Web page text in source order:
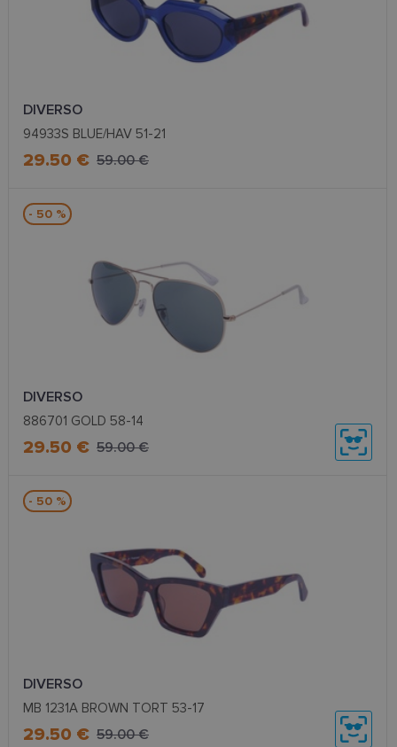
DIVERSO
94933S BLUE/HAV 51-21
29.50 € 59.00 €
- 50 %
DIVERSO
886701 GOLD 58-14
29.50 € 59.00 €
- 50 %
DIVERSO
MB 1231A BROWN TORT 53-17
29.50 € 59.00 €